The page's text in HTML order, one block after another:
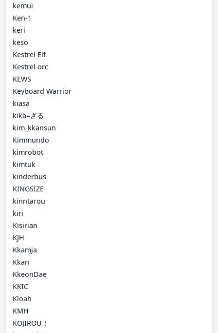
kemui
Ken-1
keri
keso
Kestrel Elf
Kestrel orc
KEWS
Keyboard Warrior
kiasa
kika=ざる
kim_kkansun
Kimmundo
kimrobot
kimtuk
kinderbus
KINGSIZE
kinntarou
kiri
Kisirian
KJH
Kkamja
Kkan
KkeonDae
KKIC
Kloah
KMH
KOJIROU！